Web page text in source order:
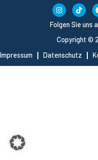
Copyright ©
Impressum
Datenschutz
Folgen Sie uns